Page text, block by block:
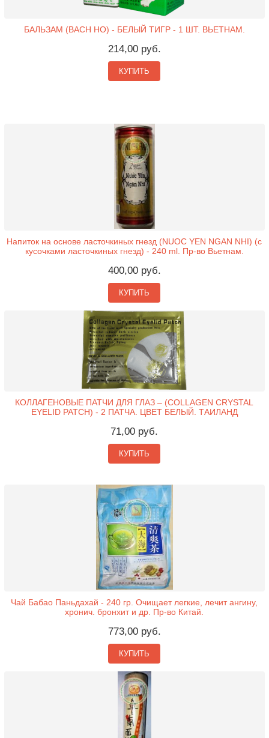
БАЛЬЗАМ (BACH HO) - БЕЛЫЙ ТИГР - 1 ШТ. ВЬЕТНАМ.
214,00 руб.
КУПИТЬ
Напиток на основе ласточкиных гнезд (NUOC YEN NGAN NHI) (с
кусочками ласточкиных гнезд) - 240 ml. Пр-во Вьетнам.
400,00 руб.
КУПИТЬ
КОЛЛАГЕНОВЫЕ ПАТЧИ ДЛЯ ГЛАЗ – (COLLAGEN CRYSTAL
EYELID PATCH) - 2 ПАТЧА. ЦВЕТ БЕЛЫЙ. ТАИЛАНД
71,00 руб.
КУПИТЬ
Чай Бабао Паньдахай - 240 гр. Очищает легкие, лечит ангину,
хронич. бронхит и др. Пр-во Китай.
773,00 руб.
КУПИТЬ